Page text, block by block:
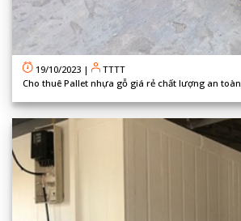
19/10/2023 |
TTTT
Cho thuê Pallet nhựa gỗ giá rẻ chất lượng an toàn